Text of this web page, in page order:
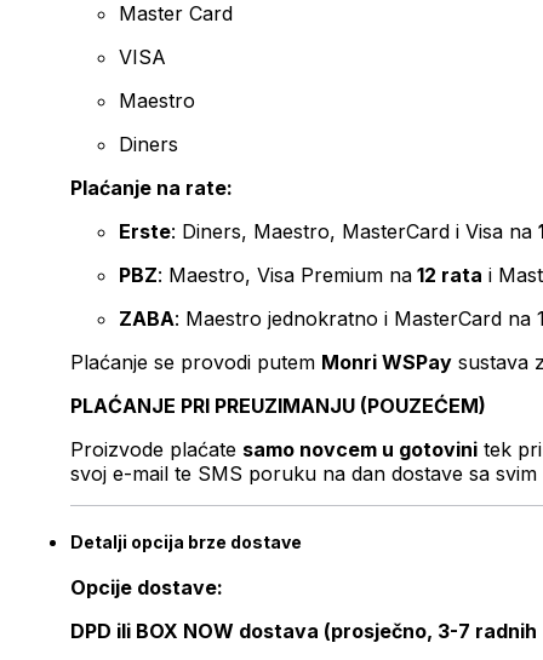
Master Card
VISA
Maestro
Diners
Plaćanje na rate:
Erste: Diners, Maestro, MasterCard i Visa na
PBZ: Maestro, Visa Premium na 12 rata i
ZABA: Maestro jednokratno i MasterCard na
Plaćanje se provodi putem Monri WSPay sustava
PLAĆANJE PRI PREUZIMANJU (POUZEĆEM)
Proizvode plaćate samo novcem u gotovini tek
svoj e-mail te SMS poruku na dan dostave sa svim
Detalji opcija brze dostave
Opcije dostave:
DPD ili BOX NOW dostava (prosječno, 3-7 radnih